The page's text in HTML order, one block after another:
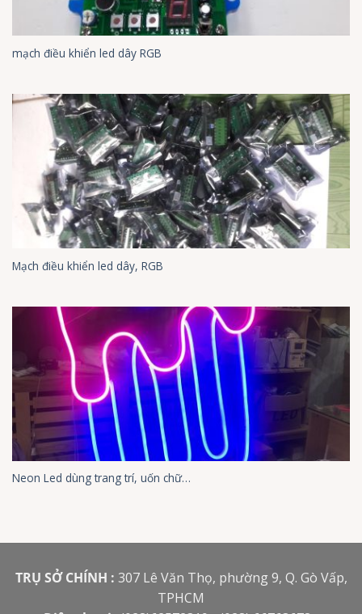
mạch điều khiển led dây RGB
Mạch điều khiển led dây, RGB
Neon Led dùng trang trí, uốn chữ…
TRỤ SỞ CHÍNH : 307 Lê Văn Thọ, phường 9, Q. Gò Vấp,
TPHCM